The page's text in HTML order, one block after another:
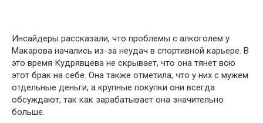
Инсайдеры рассказали, что проблемы с алкоголем у
Макарова начались из-за неудач в спортивной карьере. В
это время Кудрявцева не скрывает, что она тянет всю
этот брак на себе. Она также отметила, что у них с мужем
отдельные деньги, а крупные покупки они всегда
обсуждают, так как зарабатывает она значительно
больше.